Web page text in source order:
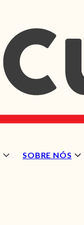
SOBRE NÓS